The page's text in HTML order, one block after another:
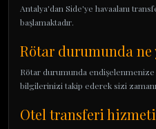
Antalya'dan Side'ye havaalanı
başlamaktadır.
Rötar durumunda ne
Rötar durumunda
bilgilerinizi takip ederek sizi
Otel transferi